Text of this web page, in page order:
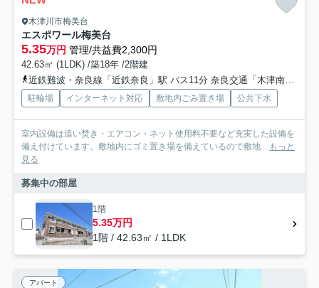
木津川市梅美台
エスポワール梅美台
5.35万円 管理/共益費2,300円
42.63㎡ (1LDK) /築18年 /2階建
近鉄難波・奈良線「近鉄奈良」駅 バス11分 奈良交通「木津南ソレイユ」 停歩8分
駐輪場 インターネット対応 敷地内ごみ置き場 公共下水
室内設備は追い焚き・エアコン・ネット使用料不要など充実した設備を
備え付けています。敷地内にゴミ置き場を備えているので敷地... もっと
見る
募集中の部屋
1階
5.35万円
1階 / 42.63㎡ / 1LDK
アパート